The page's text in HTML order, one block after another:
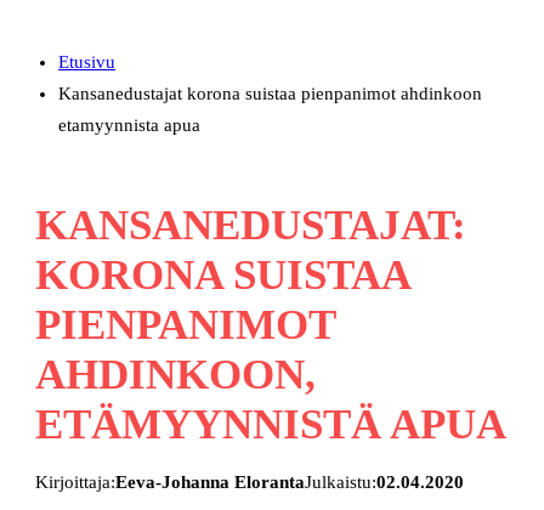
Etusivu
Kansanedustajat korona suistaa pienpanimot ahdinkoon
etamyynnista apua
KANSANEDUSTAJAT:
KORONA SUISTAA
PIENPANIMOT
AHDINKOON,
ETÄMYYNNISTÄ APUA
Kirjoittaja:Eeva-Johanna ElorantaJulkaistu:02.04.2020